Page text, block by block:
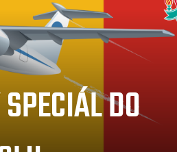
DO